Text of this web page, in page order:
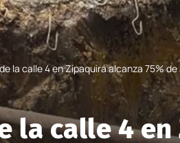
la calle 4 en Zipaquirá alcanza 75%
la calle 4